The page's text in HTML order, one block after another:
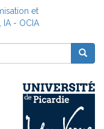
et
IA - OCIA